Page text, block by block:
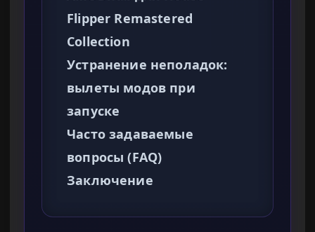
Flipper Remastered
Collection
Устранение неполадок:
вылеты модов при
запуске
Часто задаваемые
вопросы (FAQ)
Заключение